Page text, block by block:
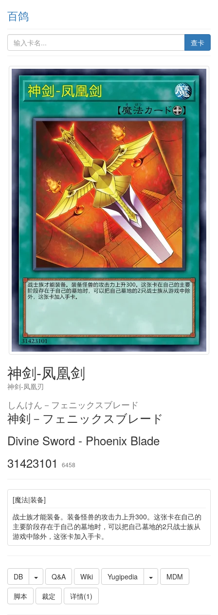
百鸽
查卡
神剑-凤凰剑
神剑-凤凰刃
しんけん－フェニックスブレード
神剣－フェニックスブレード
Divine Sword - Phoenix Blade
31423101
6458
[魔法|装备]
战士族才能装备。装备怪兽的攻击力上升300。这张卡在自己的
主要阶段存在于自己的墓地时，可以把自己墓地的2只战士族从
游戏中除外，这张卡加入手卡。
DB Q&A Wiki Yugipedia
MDM
脚本
裁定 详情(1)